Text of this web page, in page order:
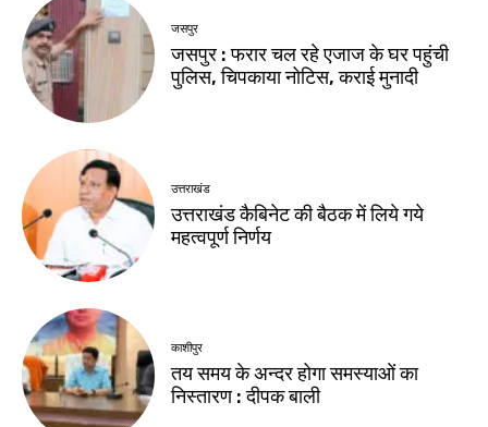
जसपुर
जसपुर : फरार चल रहे एजाज के घर पहुंची
पुलिस, चिपकाया नोटिस, कराई मुनादी
उत्तराखंड
उत्तराखंड कैबिनेट की बैठक में लिये गये
महत्वपूर्ण निर्णय
काशीपुर
तय समय के अन्दर होगा समस्याओं का
निस्तारण : दीपक बाली